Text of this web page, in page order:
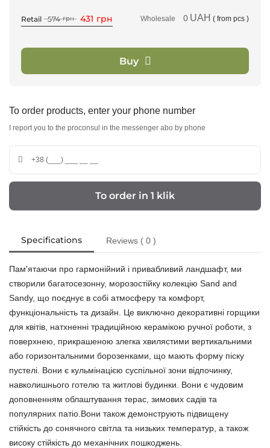
Retail 574 грн 431 грн Wholesale 0 UAH ( from pcs )
Buy
To order products, enter your phone number
I report you to the proconsul in the messenger abo by phone
To order in 1 klik
Specifications Reviews ( 0 )
Пам'ятаючи про гармонійний і привабливий ландшафт, ми
створили багатосезонну, морозостійку колекцію Sand and
Sandy, що поєднує в собі атмосферу та комфорт,
функціональність та дизайн. Це виключно декоративні горщики
для квітів, натхненні традиційною керамікою ручної роботи, з
поверхнею, прикрашеною злегка хвилястими вертикальними
або горизонтальними борозенками, що мають форму піску
пустелі. Вони є кульмінацією суспільної зони відпочинку,
навколишнього готелю та житлові будинки. Вони є чудовим
доповненням облаштування терас, зимових садів та
популярних патіо.Вони також демонструють підвищену
стійкість до сонячного світла та низьких температур, а також
високу стійкість до механічних пошкоджень.